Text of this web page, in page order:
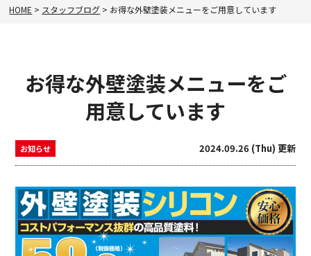
HOME > スタッフブログ > お得な外壁塗装メニューをご用意しています
お得な外壁塗装メニューをご
用意しています
お知らせ 2024.09.26 (Thu) 更新